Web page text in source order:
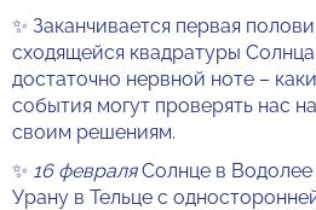
✨ Заканчивается первая
сходящейся квадратуры
достаточно нервной ноте –
события могут проверять нас
своим решениям.
✨ 16 февраляСолнце в Водолее
Урану в Тельце с